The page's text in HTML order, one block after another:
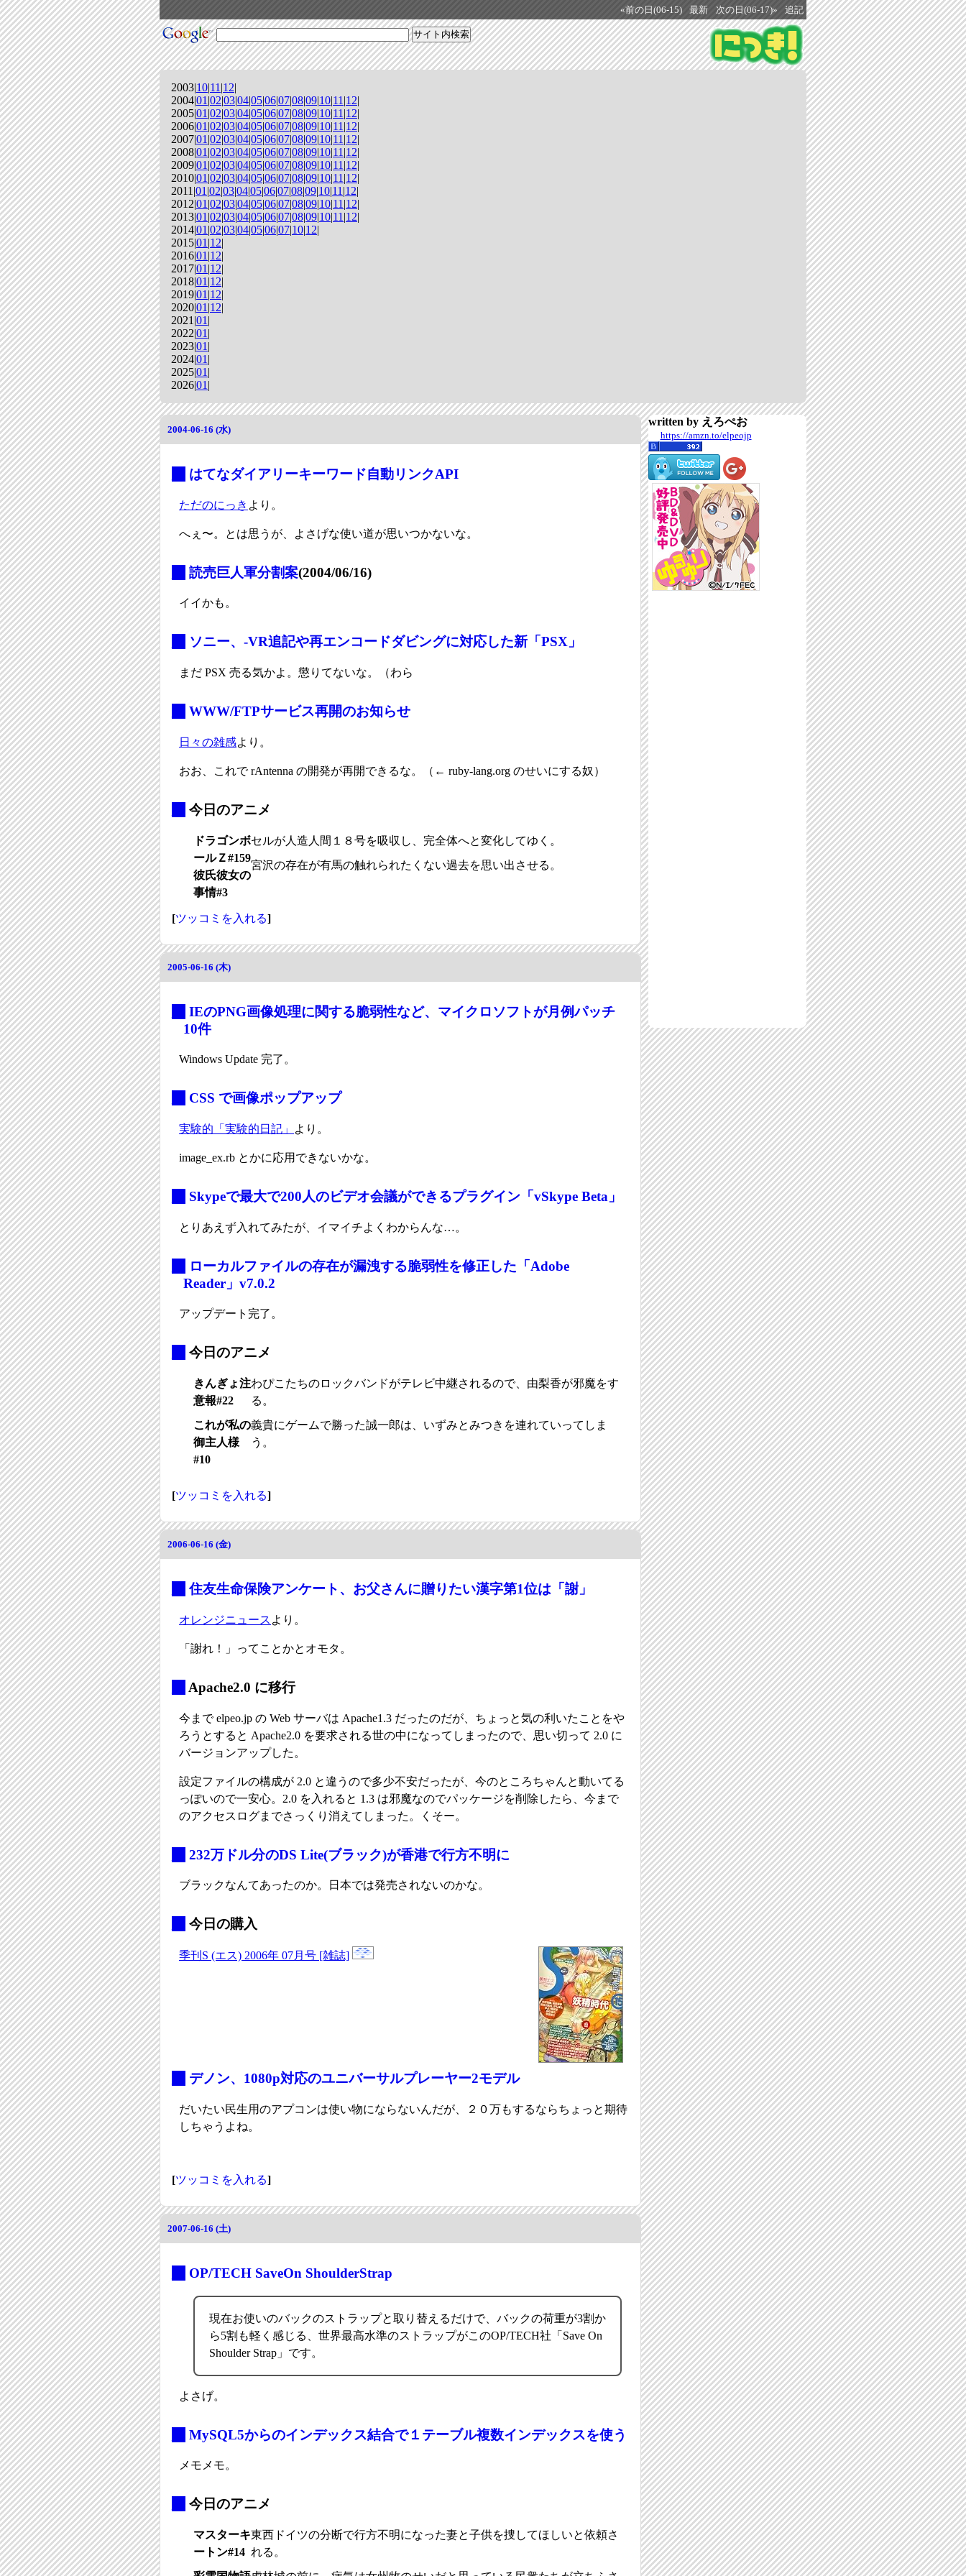
«前の日(06-15) 最新 次の日(06-17)» 追記
2003|10|11 |12|
2004|01 |02|03|04|05|06|07|08|09|10|11 |12|
2005|01 |02|03|04|05|06|07|08|09|10|11 |12|
2006|01 |02|03|04|05|06|07|08|09|10|11 |12|
2007|01 |02|03|04|05|06|07|08|09|10|11 |12|
2008|01 |02|03|04|05|06|07|08|09|10|11 |12|
2009|01 |02|03|04|05|06|07|08|09|10|11 |12|
2010|01 |02|03|04|05|06|07|08|09|10|11 |12|
2011|01 |02|03|04|05|06|07|08|09|10|11 |12|
2012|01 |02|03|04|05|06|07|08|09|10|11 |12|
2013|01 |02|03|04|05|06|07|08|09|10|11 |12|
2014|01 |02|03|04|05|06|07|10|12|
2015|01 |12|
2016|01 |12|
2017|01 |12|
2018|01 |12|
2019|01 |12|
2020|01 |12|
2021|01 |
2022|01 |
2023|01 |
2024|01 |
2025|01 |
2026|01 |
2004-06-16 (水)
はてなダイアリーキーワード自動リンクAPI
ただのにっき より。
へぇ〜。とは思うが、よさげな使い道が思いつかないな。
読売巨人軍分割案(2004/06/16)
イイかも。
ソニー、-VR追記や再エンコードダビングに対応した新「PSX」
まだ PSX 売る気かよ。懲りてないな。（わら
WWW/FTPサービス再開のお知らせ
日々の雑感より。
おお、これで rAntenna の開発が再開できるな。（← ruby-lang.org のせいにする奴）
今日のアニメ
ドラゴンボ
ールＺ#159
セルが人造人間１８号を吸収し、完全体へと変化してゆく。
彼氏彼女の
事情#3
宮沢の存在が有馬の触れられたくない過去を思い出させる。
[ツッコミを入れる]
2005-06-16 (木)
IEのPNG画像処理に関する脆弱性など、マイクロソフトが月例パッチ
10件
Windows Update 完了。
CSS で画像ポップアップ
実験的「実験的日記」 より。
image_ex.rb とかに応用できないかな。
Skypeで最大で200人のビデオ会議ができるプラグイン「vSkype Beta」
とりあえず入れてみたが、イマイチよくわからんな…。
ローカルファイルの存在が漏洩する脆弱性を修正した「Adobe
Reader」v7.0.2
アップデート完了。
今日のアニメ
きんぎょ注
意報#22
わぴこたちのロックバンドがテレビ中継されるので、由梨香が邪魔をす
る。
これが私の
御主人様
#10
義貴にゲームで勝った誠一郎は、いずみとみつきを連れていってしま
う。
[ツッコミを入れる]
2006-06-16 (金)
住友生命保険アンケート、お父さんに贈りたい漢字第1位は「謝」
オレンジニュース より。
「謝れ！」ってことかとオモタ。
Apache2.0 に移行
今まで elpeo.jp の Web サーバは Apache1.3 だったのだが、ちょっと気の利いたことをや
ろうとすると Apache2.0 を要求される世の中になってしまったので、思い切って 2.0 に
バージョンアップした。
設定ファイルの構成が 2.0 と違うので多少不安だったが、今のところちゃんと動いてる
っぽいので一安心。2.0 を入れると 1.3 は邪魔なのでパッケージを削除したら、今まで
のアクセスログまでさっくり消えてしまった。くそー。
232万ドル分のDS Lite(ブラック)が香港で行方不明に
ブラックなんてあったのか。日本では発売されないのかな。
今日の購入
季刊S (エス) 2006年 07月号 [雑誌]
デノン、1080p対応のユニバーサルプレーヤー2モデル
だいたい民生用のアプコンは使い物にならないんだが、２０万もするならちょっと期待
しちゃうよね。
[ツッコミを入れる]
2007-06-16 (土)
OP/TECH SaveOn ShoulderStrap
現在お使いのバックのストラップと取り替えるだけで、バックの荷重が3割か
ら5割も軽く感じる、世界最高水準のストラップがこのOP/TECH社「Save On
Shoulder Strap」です。
よさげ。
MySQL5からのインデックス結合で１テーブル複数インデックスを使う
メモメモ。
今日のアニメ
マスターキ
ートン#14
東西ドイツの分断で行方不明になった妻と子供を捜してほしいと依頼さ
れる。
written by えろぺお
https://amzn.to/elpeojp